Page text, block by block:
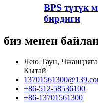
BPS түтүк
бирдиги
биз менен
Лею Таун,
Кытай
+86-512-58536100
+86-13701561300